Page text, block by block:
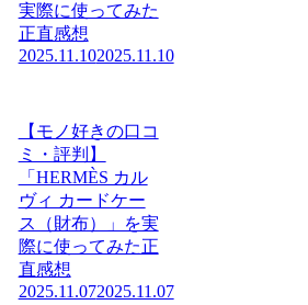
実際に使ってみた
正直感想
2025.11.102025.11.10
【モノ好きの口コ
ミ・評判】
「HERMÈS カル
ヴィ カードケー
ス（財布）」を実
際に使ってみた正
直感想
2025.11.072025.11.07